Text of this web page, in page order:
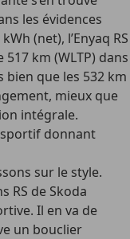
les évidences
(net), l’Enyaq RS
km (WLTP) dans
bien que les 532 km
mieux que
intégrale.
sportif donnant
sur le style.
RS de Skoda
Il en va de
un bouclier